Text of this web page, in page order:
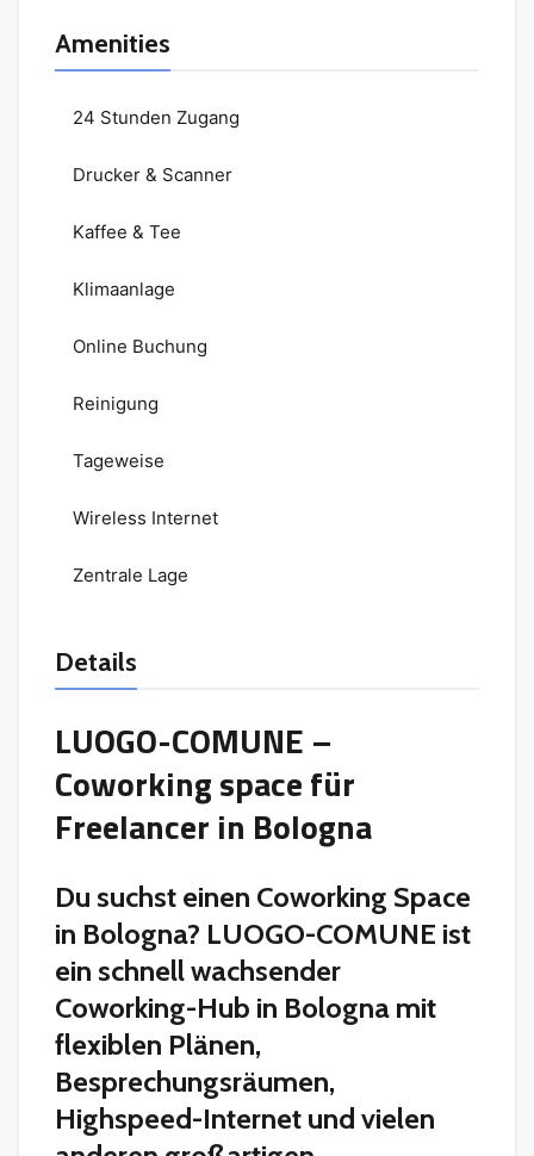
Amenities
24 Stunden Zugang
Drucker & Scanner
Kaffee & Tee
Klimaanlage
Online Buchung
Reinigung
Tageweise
Wireless Internet
Zentrale Lage
Details
LUOGO-COMUNE –
Coworking space für
Freelancer in Bologna
Du suchst einen Coworking Space
in Bologna? LUOGO-COMUNE ist
ein schnell wachsender
Coworking-Hub in Bologna mit
flexiblen Plänen,
Besprechungsräumen,
Highspeed-Internet und vielen